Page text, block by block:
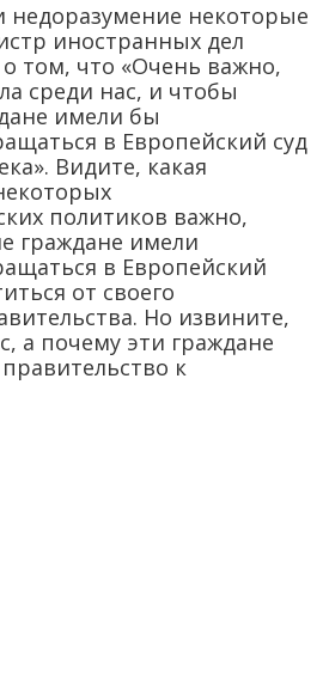
недоразумение некоторые
иностранных дел
том, что «Очень важно,
среди нас, и чтобы
имели бы
в Европейский суд
Видите, какая
политиков важно,
граждане имели
в Европейский
от своего
Но извините,
а почему эти граждане
к